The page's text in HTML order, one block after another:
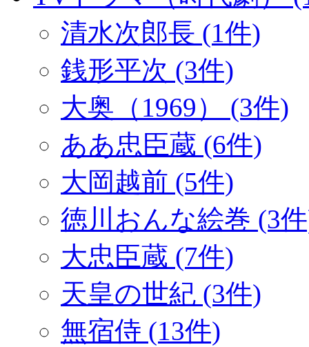
清水次郎長 (1件)
銭形平次 (3件)
大奥（1969） (3件)
ああ忠臣蔵 (6件)
大岡越前 (5件)
徳川おんな絵巻 (3
大忠臣蔵 (7件)
天皇の世紀 (3件)
無宿侍 (13件)